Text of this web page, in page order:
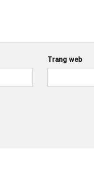
Trang web